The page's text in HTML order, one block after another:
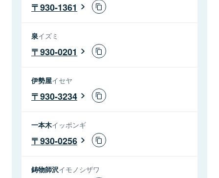
930-1361
泉イズミ
930-0201
伊勢屋イセヤ
930-3234
一本木イッポンギ
930-0256
鋳物師沢イモノシザワ